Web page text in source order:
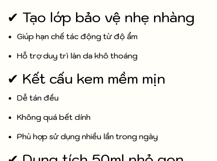
✔ Tạo lớp bảo vệ nhẹ nhàng
Giúp hạn chế tác động từ độ ẩm
Hỗ trợ duy trì làn da khô thoáng
✔ Kết cấu kem mềm mịn
Dễ tán đều
Không quá bết dính
Phù hợp sử dụng nhiều lần trong ngày